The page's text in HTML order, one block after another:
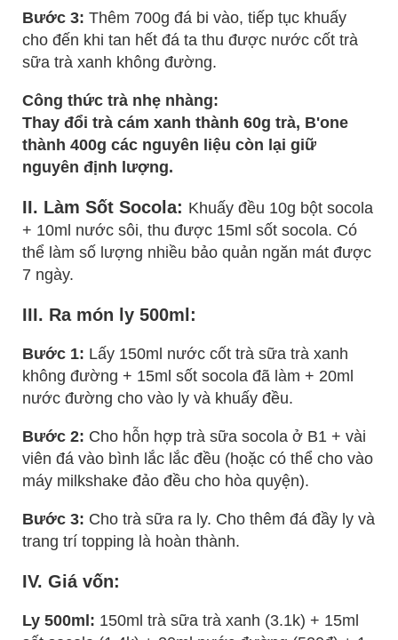
Bước 3: Thêm 700g đá bi vào, tiếp tục khuấy
cho đến khi tan hết đá ta thu được nước cốt trà
sữa trà xanh không đường.
Công thức trà nhẹ nhàng:
Thay đổi trà cám xanh thành 60g trà, B'one
thành 400g các nguyên liệu còn lại giữ
nguyên định lượng.
II. Làm Sốt Socola: Khuấy đều 10g bột socola
+ 10ml nước sôi, thu được 15ml sốt socola. Có
thể làm số lượng nhiều bảo quản ngăn mát được
7 ngày.
III. Ra món ly 500ml:
Bước 1: Lấy 150ml nước cốt trà sữa trà xanh
không đường + 15ml sốt socola đã làm + 20ml
nước đường cho vào ly và khuấy đều.
Bước 2: Cho hỗn hợp trà sữa socola ở B1 + vài
viên đá vào bình lắc lắc đều (hoặc có thể cho vào
máy milkshake đảo đều cho hòa quyện).
Bước 3: Cho trà sữa ra ly. Cho thêm đá đầy ly và
trang trí topping là hoàn thành.
IV. Giá vốn:
Ly 500ml: 150ml trà sữa trà xanh (3.1k) + 15ml